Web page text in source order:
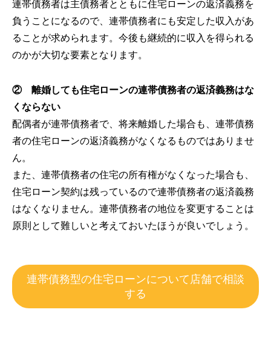
連帯債務者は主債務者とともに住宅ローンの返済義務を
負うことになるので、連帯債務者にも安定した収入があ
ることが求められます。今後も継続的に収入を得られる
のかが大切な要素となります。
② 離婚しても住宅ローンの連帯債務者の返済義務はな
くならない
配偶者が連帯債務者で、将来離婚した場合も、連帯債務
者の住宅ローンの返済義務がなくなるものではありませ
ん。
また、連帯債務者の住宅の所有権がなくなった場合も、
住宅ローン契約は残っているので連帯債務者の返済義務
はなくなりません。連帯債務者の地位を変更することは
原則として難しいと考えておいたほうが良いでしょう。
連帯債務型の住宅ローンについて店舗で相談
する